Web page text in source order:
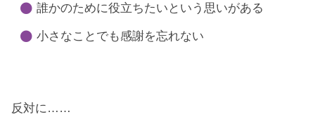
誰かのために役立ちたいという思いがある
小さなことでも感謝を忘れない
反対に……